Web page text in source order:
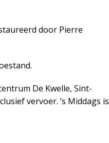
door Pierre
De Kwelle, Sint-
vervoer. ’s Middags is